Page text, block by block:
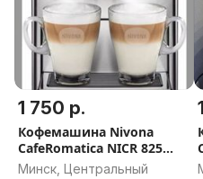
1 750 р.
Кофемашина Nivona
CafeRomatica NICR 825
ШВЕЙЦАРИЯ
Минск, Центральный